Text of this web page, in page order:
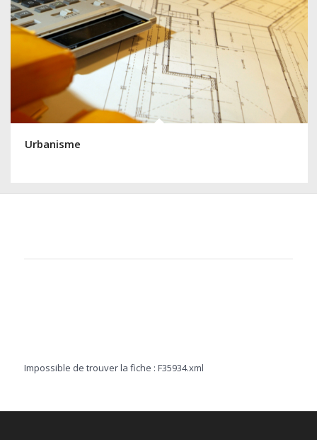
Urbanisme
Impossible de trouver la fiche : F35934.xml